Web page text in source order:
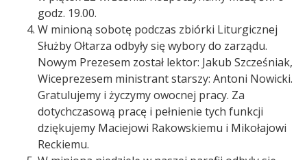
godz. 19.00.
W minioną sobotę podczas zbiórki Liturgicznej
Służby Ołtarza odbyły się wybory do zarządu.
Nowym Prezesem został lektor: Jakub Szcześniak,
Wiceprezesem ministrant starszy: Antoni Nowicki.
Gratulujemy i życzymy owocnej pracy. Za
dotychczasową pracę i pełnienie tych funkcji
dziękujemy Maciejowi Rakowskiemu i Mikołajowi
Reckiemu.